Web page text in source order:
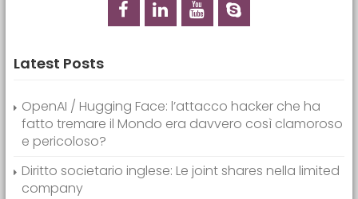
Latest Posts
OpenAI / Hugging Face: l’attacco hacker che ha
fatto tremare il Mondo era davvero così clamoroso
e pericoloso?
Diritto societario inglese: Le joint shares nella limited
company